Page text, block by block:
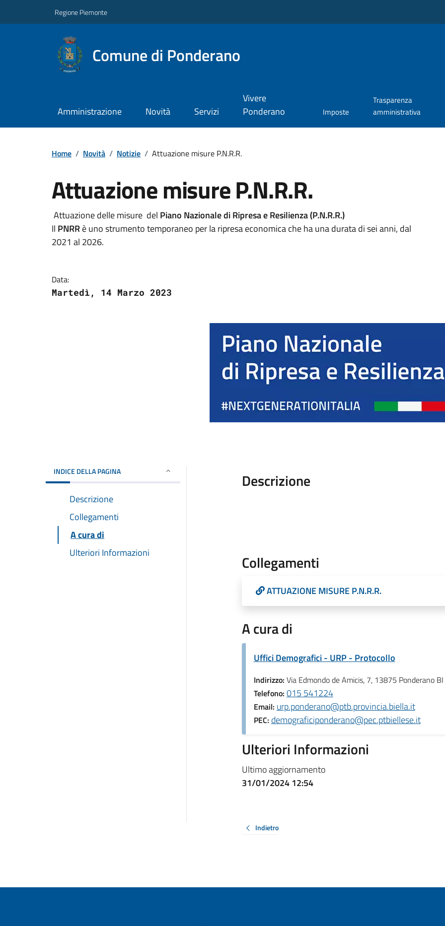
Regione Piemonte
Comune di Ponderano
Amministrazione Novità Servizi
Vivere
Ponderano
Imposte
Trasparenza
amministrativa
Home / Novità / Notizie / Attuazione misure P.N.R.R.
Attuazione misure P.N.R.R.
Attuazione delle misure del Piano Nazionale di Ripresa e Resilienza (P.N.R.R.)
Il PNRRè uno strumento temporaneo per la ripresa economica che ha una durata di sei anni, dal
2021 al 2026.
Data:
Martedì, 14 Marzo 2023
INDICE DELLA PAGINA
Descrizione
Collegamenti
A cura di
Ulteriori Informazioni
Descrizione
Collegamenti
ATTUAZIONE MISURE P.N.R.R.
A cura di
Uffici Demografici - URP - Protocollo
Indirizzo: Via Edmondo de Amicis, 7, 13875 Ponderano BI
Telefono: 015 541224
Email: urp.ponderano@ptb.provincia.biella.it
PEC: demograficiponderano@pec.ptbiellese.it
Ulteriori Informazioni
Ultimo aggiornamento
31/01/2024 12:54
Indietro